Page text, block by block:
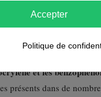
sont des conservateurs
et maquillages,
— certains sont
et les
présents dans de
Accepter
Politique de